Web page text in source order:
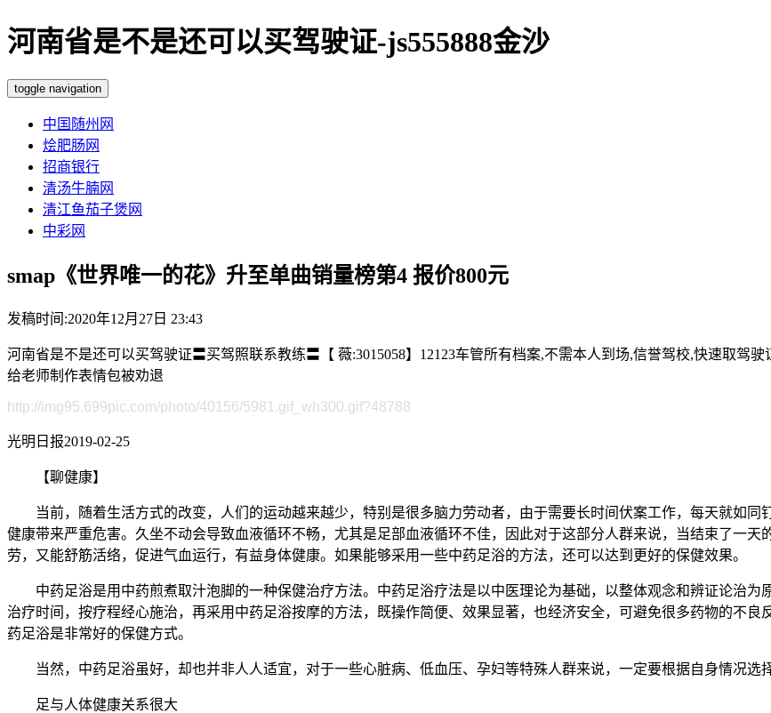
河南省是不是还可以买驾驶证-js555888金沙
toggle navigation
中国随州网
烩肥肠网
招商银行
清汤牛腩网
清江鱼茄子煲网
中彩网
smap《世界唯一的花》升至单曲销量榜第4 报价800元
发稿时间:2020年12月27日 23:43
河南省是不是还可以买驾驶证〓买驾照联系教练〓【 薇:3015058】12123车管所有档案,不需本人到场,信誉驾校,快速取驾
给老师制作表情包被劝退
http://img95.699pic.com/photo/40156/5981.gif_wh300.gif?48788
光明日报2019-02-25
【聊健康】
当前，随着生活方式的改变，人们的运动越来越少，特别是很多脑力劳动者，由于需要长时间伏案工作，每天就如
健康带来严重危害。久坐不动会导致血液循环不畅，尤其是足部血液循环不佳，因此对于这部分人群来说，当结束了一
劳，又能舒筋活络，促进气血运行，有益身体健康。如果能够采用一些中药足浴的方法，还可以达到更好的保健效果。
中药足浴是用中药煎煮取汁泡脚的一种保健治疗方法。中药足浴疗法是以中医理论为基础，以整体观念和辨证论治
治疗时间，按疗程经心施治，再采用中药足浴按摩的方法，既操作简便、效果显著，也经济安全，可避免很多药物的不
药足浴是非常好的保健方式。
当然，中药足浴虽好，却也并非人人适宜，对于一些心脏病、低血压、孕妇等特殊人群来说，一定要根据自身情况选
足与人体健康关系很大